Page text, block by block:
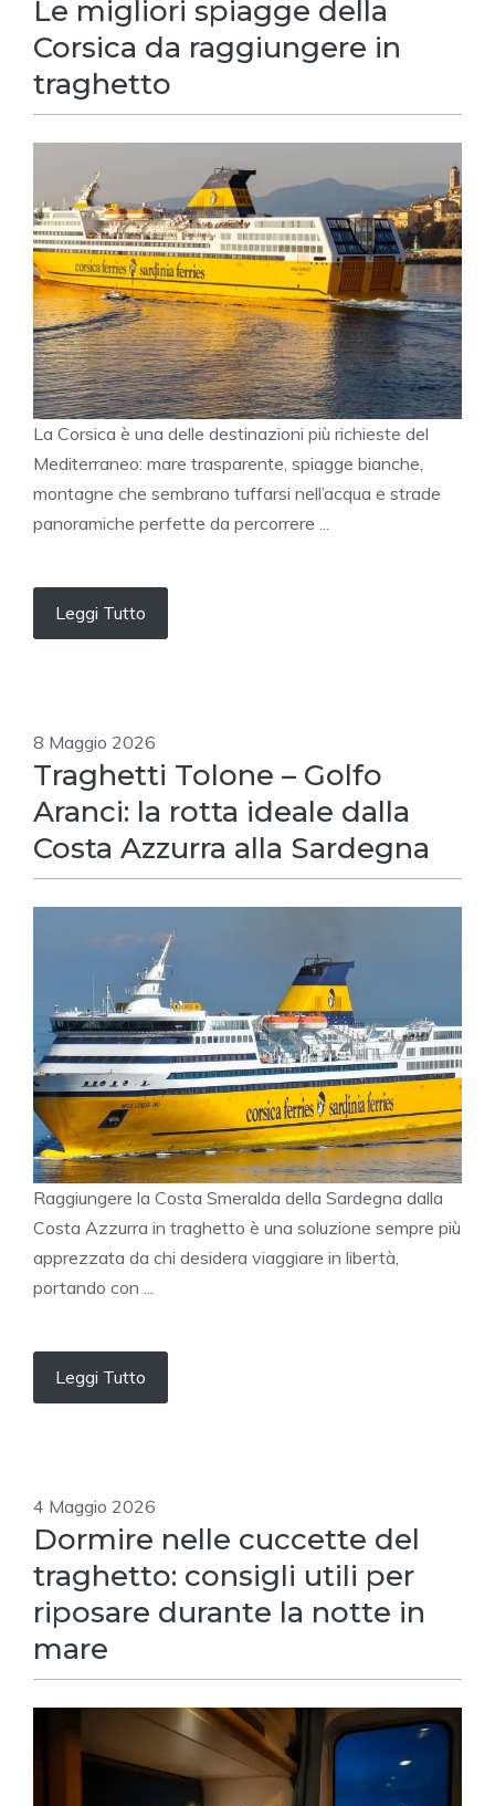
Le migliori spiagge della
Corsica da raggiungere in
traghetto
La Corsica è una delle destinazioni più richieste del
Mediterraneo: mare trasparente, spiagge bianche,
montagne che sembrano tuffarsi nell’acqua e strade
panoramiche perfette da percorrere ...
Leggi Tutto
8 Maggio 2026
Traghetti Tolone – Golfo
Aranci: la rotta ideale dalla
Costa Azzurra alla Sardegna
Raggiungere la Costa Smeralda della Sardegna dalla
Costa Azzurra in traghetto è una soluzione sempre più
apprezzata da chi desidera viaggiare in libertà,
portando con ...
Leggi Tutto
4 Maggio 2026
Dormire nelle cuccette del
traghetto: consigli utili per
riposare durante la notte in
mare